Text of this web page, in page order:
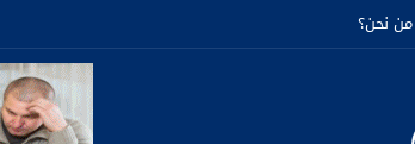
من نحن؟